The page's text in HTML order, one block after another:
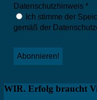
Datenschutzhinweis *
Ich stimme der
gemäß der
WIR. Erfolg braucht